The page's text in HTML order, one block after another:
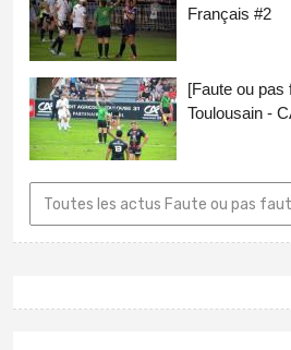
Français #2
[Faute ou pas
Toulousain -
Toutes les actus Faute ou pas